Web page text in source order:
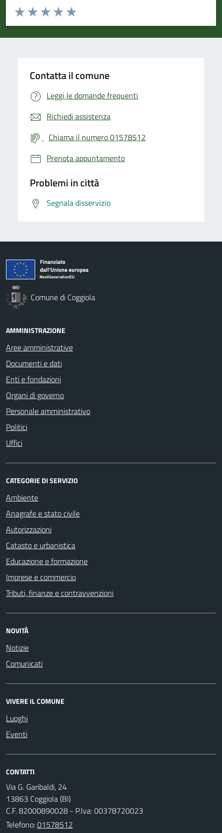
Valuta da 1 a 5 stelle la pagina
Valuta 5 stelle su 5
Valuta 4 stelle su 5
Valuta 3 stelle su 5
Valuta 2 stelle su 5
Valuta 1 stelle su 5
Contatta il comune
Leggi le domande frequenti
Richiedi assistenza
Chiama il numero 01578512
Prenota appuntamento
Problemi in città
Segnala disservizio
Comune di Coggiola
AMMINISTRAZIONE
Aree amministrative
Documenti e dati
Enti e fondazioni
Organi di governo
Personale amministrativo
Politici
Uffici
CATEGORIE DI SERVIZIO
Ambiente
Anagrafe e stato civile
Autorizzazioni
Catasto e urbanistica
Educazione e formazione
Imprese e commercio
Tributi, finanze e contravvenzioni
NOVITÀ
Notizie
Comunicati
VIVERE IL COMUNE
Luoghi
Eventi
CONTATTI
Via G. Garibaldi, 24
13863 Coggiola (BI)
C.F. 82000890028 - P.Iva: 00378720023
Telefono:01578512